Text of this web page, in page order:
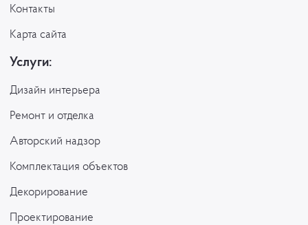
Контакты
Карта сайта
Услуги:
Дизайн интерьера
Ремонт и отделка
Авторский надзор
Комплектация объектов
Декорирование
Проектирование